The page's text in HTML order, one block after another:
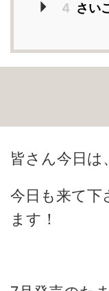
4 さい
皆さん今日は
今日も来て下
ます！